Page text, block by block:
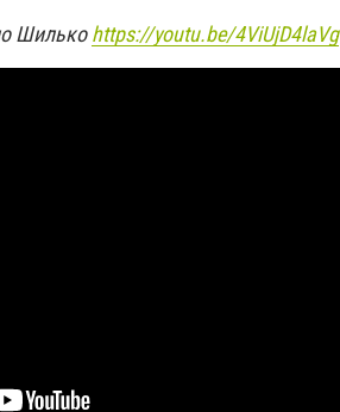
Шилькоhttps://youtu.be/4ViUjD4laVg